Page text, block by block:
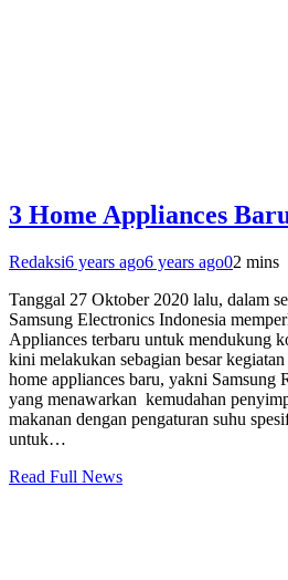
3 Home Appliances
Redaksi6 years ago6 years ago02 mins
Tanggal 27 Oktober 2020 lalu, dalam
Samsung Electronics Indonesia
Appliances terbaru untuk mendukung
kini melakukan sebagian besar
home appliances baru, yakni
yang menawarkan kemudahan
makanan dengan pengaturan suhu
untuk…
Read Full News